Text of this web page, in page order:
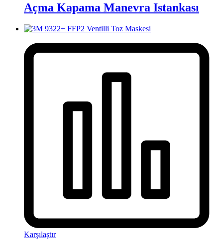
Açma Kapama Manevra Istankası
Karşılaştır